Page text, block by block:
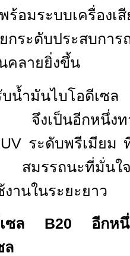
พร้อมระบบเครื่องเ
ระดับประสบการ
คลายยิ่งขึ้น
รับน้ำมันไบโอดี
จึงเป็นอีกหนึ่ง
ระดับพรีเมียม
สมรรถนะที่มั่น
านในระยะยาว
เซล B20 อีกห
ล